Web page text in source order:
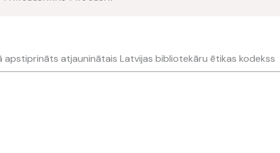
apstiprināts atjauninātais Latvijas bibliotekāru ētikas kodekss